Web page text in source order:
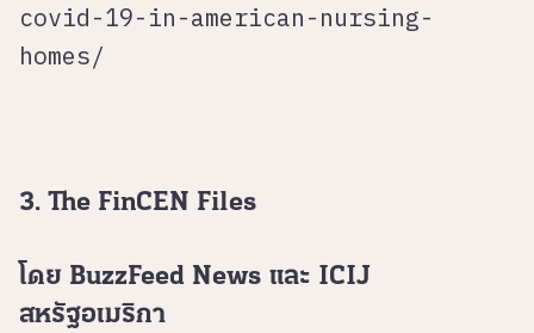
covid-19-in-american-nursing-
homes/
3. The FinCEN Files
โดย BuzzFeed News และ ICIJ
สหรัฐอเมริกา